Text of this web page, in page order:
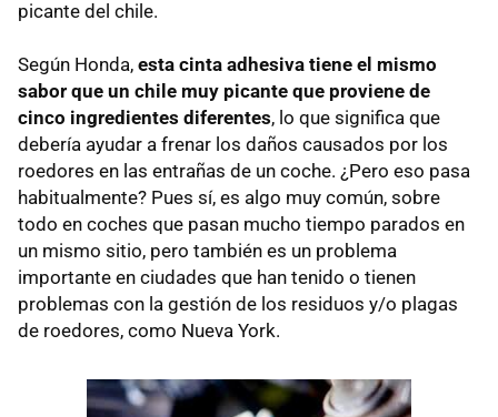
picante del chile.
Según Honda, esta cinta adhesiva tiene el mismo
sabor que un chile muy picante que proviene de
cinco ingredientes diferentes, lo que significa que
debería ayudar a frenar los daños causados por los
roedores en las entrañas de un coche. ¿Pero eso pasa
habitualmente? Pues sí, es algo muy común, sobre
todo en coches que pasan mucho tiempo parados en
un mismo sitio, pero también es un problema
importante en ciudades que han tenido o tienen
problemas con la gestión de los residuos y/o plagas
de roedores, como Nueva York.